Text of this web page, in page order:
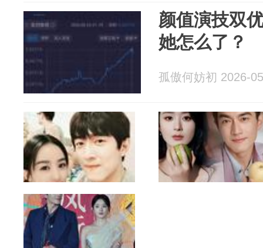
颜值演技双
她怎么了？
孤傲何妨初 2026-